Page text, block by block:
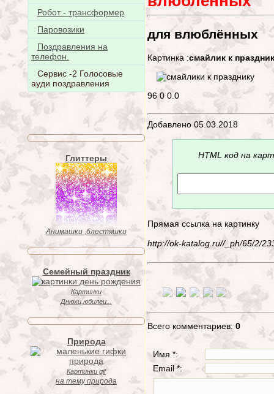
Робот - трансформер
Паровозики
Поздравления на
телефон.
Сервис -2 Голосовые
ауди поздравления
Глиттеры
Анимашки ,блестяшки
Семейный праздник
Картинки
Днюхи,юбилеи...
Природа
Картинки gif
на тему природа
для влюблённых
Картинка :смайлик к
96 0 0.0
Добавлено 05.03.2018
HTML код на
Прямая ссылка на картинку
http://ok-katalog.ru//_ph/65/2/
Всего комментариев: 0
Имя *:
Email *: